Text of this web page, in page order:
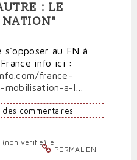
: LE
s'opposer au FN à
info ici :
france-
a-l…
commentaires
PERMALIEN
(non vérifié)le